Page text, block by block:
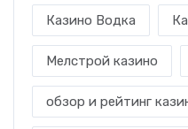
Казино Водка
Мелстрой казино
обзор и рейтинг